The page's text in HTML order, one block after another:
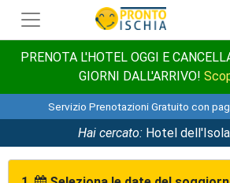
PRENOTA L'HOTEL OGGI E
GIORNI DALL'ARRIVO!
Servizio Prenotazioni Gratuito con
Hai cercato: Hotel